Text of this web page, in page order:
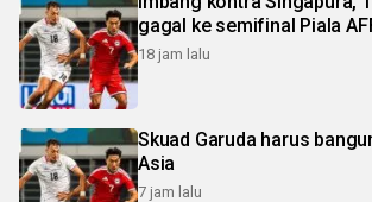
gagal ke semifinal Piala
18 jam lalu
Skuad Garuda harus
Asia
7 jam lalu